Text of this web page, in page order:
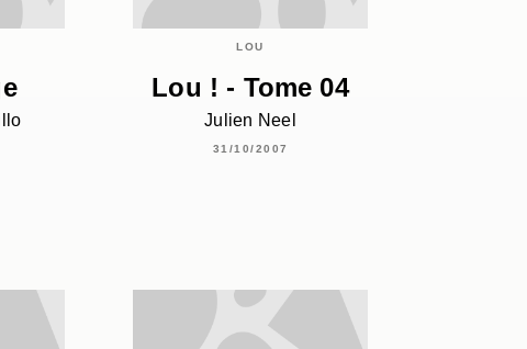
LOU
Lou ! - Tome 04
Julien Neel
31/10/2007